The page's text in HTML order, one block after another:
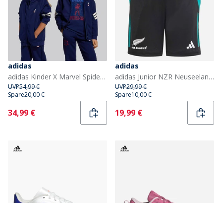
adidas
adidas Kinder X Marvel Spider Man Trainingsjacke Dark Blue/Off White
UVP54,99 €
Spare20,00 €
Current
34,99 €
adidas
adidas Junior NZR Neuseeland All Blacks Fitness Shorts All Black/Pure Teal
UVP29,99 €
Spare10,00 €
Current
19,99 €